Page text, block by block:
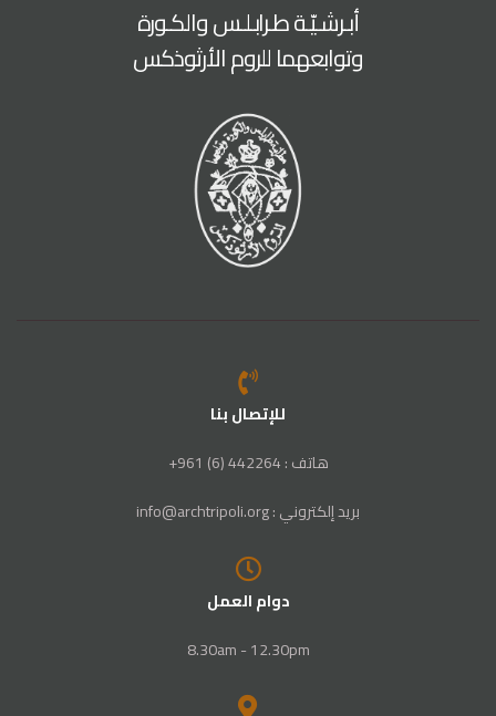
أبـرشـيّـة طـرابـلـس والكـورة
وتوابعهما للروم الأرثوذكس
للإتصال بنا
هاتف : 442264 (6) 961+
بريد إلكتروني : info@archtripoli.org
دوام العمل
8.30am - 12.30pm